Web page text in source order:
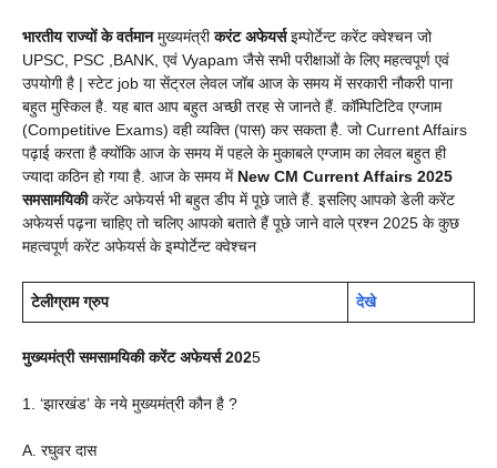
भारतीय राज्यों के वर्तमानमुख्यमंत्रीकरंट अफेयर्सइम्पोर्टेन्ट करेंट क्वेश्चन जो
UPSC, PSC ,BANK, एवं Vyapam जैसे सभी परीक्षाओं के लिए महत्वपूर्ण एवं
उपयोगी है | स्टेट job या सेंट्रल लेवल जॉब आज के समय में सरकारी नौकरी पाना
बहुत मुस्किल है. यह बात आप बहुत अच्छी तरह से जानते हैं. कॉम्पिटिटिव एग्जाम
(Competitive Exams) वही व्यक्ति (पास) कर सकता है. जो Current Affairs
पढ़ाई करता है क्योंकि आज के समय में पहले के मुकाबले एग्जाम का लेवल बहुत ही
ज्यादा कठिन हो गया है. आज के समय में New CM Current Affairs 2025
समसामयिकीकरेंट अफेयर्स भी बहुत डीप में पूछे जाते हैं. इसलिए आपको डेली करेंट
अफेयर्स पढ़ना चाहिए तो चलिए आपको बताते हैं पूछे जाने वाले प्रश्न 2025 के कुछ
महत्वपूर्ण करेंट अफेयर्स के इम्पोर्टेन्ट क्वेश्चन
टेलीग्राम ग्रुप देखे
मुख्यमंत्री समसामयिकी करेंट अफेयर्स 2025
1. ‘झारखंड’ के नये मुख्यमंत्री कौन है ?
A. रघुवर दास